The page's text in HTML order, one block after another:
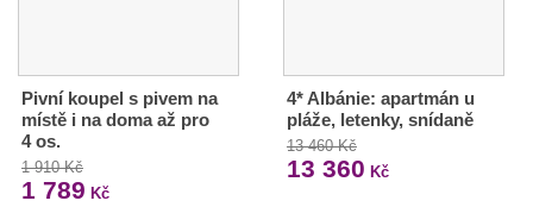
Pivní koupel s pivem na
místě i na doma až pro
4 os.
1 910 Kč
1 789 Kč
4* Albánie: apartmán u
pláže, letenky, snídaně
13 460 Kč
13 360 Kč